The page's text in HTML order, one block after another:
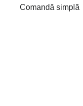
Comandă simplă